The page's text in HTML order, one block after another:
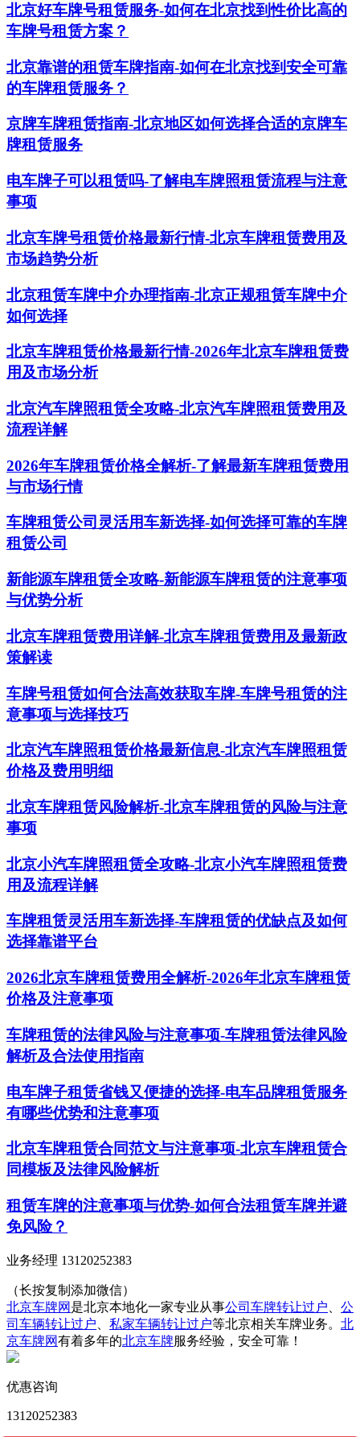
北京好车牌号租赁服务-如何在北京找到性价比高的
车牌号租赁方案？
北京靠谱的租赁车牌指南-如何在北京找到安全可靠
的车牌租赁服务？
京牌车牌租赁指南-北京地区如何选择合适的京牌车
牌租赁服务
电车牌子可以租赁吗-了解电车牌照租赁流程与注意
事项
北京车牌号租赁价格最新行情-北京车牌租赁费用及
市场趋势分析
北京租赁车牌中介办理指南-北京正规租赁车牌中介
如何选择
北京车牌租赁价格最新行情-2026年北京车牌租赁费
用及市场分析
北京汽车牌照租赁全攻略-北京汽车牌照租赁费用及
流程详解
2026年车牌租赁价格全解析-了解最新车牌租赁费用
与市场行情
车牌租赁公司灵活用车新选择-如何选择可靠的车牌
租赁公司
新能源车牌租赁全攻略-新能源车牌租赁的注意事项
与优势分析
北京车牌租赁费用详解-北京车牌租赁费用及最新政
策解读
车牌号租赁如何合法高效获取车牌-车牌号租赁的注
意事项与选择技巧
北京汽车牌照租赁价格最新信息-北京汽车牌照租赁
价格及费用明细
北京车牌租赁风险解析-北京车牌租赁的风险与注意
事项
北京小汽车牌照租赁全攻略-北京小汽车牌照租赁费
用及流程详解
车牌租赁灵活用车新选择-车牌租赁的优缺点及如何
选择靠谱平台
2026北京车牌租赁费用全解析-2026年北京车牌租赁
价格及注意事项
车牌租赁的法律风险与注意事项-车牌租赁法律风险
解析及合法使用指南
电车牌子租赁省钱又便捷的选择-电车品牌租赁服务
有哪些优势和注意事项
北京车牌租赁合同范文与注意事项-北京车牌租赁合
同模板及法律风险解析
租赁车牌的注意事项与优势-如何合法租赁车牌并避
免风险？
业务经理 13120252383
（长按复制添加微信）
北京车牌网 是北京本地化一家专业从事公司车牌转让过户
公
司车辆转让过户
私家车辆转让过户等北京相关车牌业务。 北
京车牌网有着多年的北京车牌服务经验，安全可靠！
优惠咨询
13120252383